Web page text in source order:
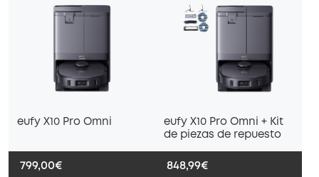
eufy X10 Pro Omni
799,00€
eufy X10 Pro Omni + Kit
de piezas de repuesto
848,99€